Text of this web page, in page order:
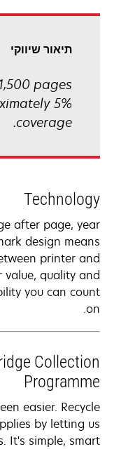
תיאור שיווקי
pages
5%
coverage.
Technology
after page, year
design means
printer and
quality and
you can count
on.
Collection
Programme
easier. Recycle
by letting us
It's simple, smart